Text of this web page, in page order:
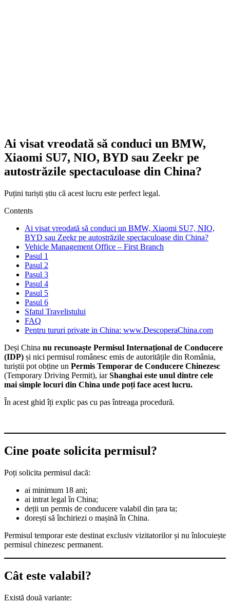
Ai visat vreodată să conduci un BMW,
Xiaomi SU7, NIO, BYD sau Zeekr pe
autostrăzile spectaculoase din China?
Puțini turiști știu că acest lucru este perfect legal.
Contents
Ai visat vreodată să conduci un BMW, Xiaomi SU7, NIO,
BYD sau Zeekr pe autostrăzile spectaculoase din China?
Vehicle Management Office – First Branch
Pasul 1
Pasul 2
Pasul 3
Pasul 4
Pasul 5
Pasul 6
Sfatul Travelistului
FAQ
Pentru tururi private in China: www.DescoperaChina.com
Deși China nu recunoaște Permisul Internațional de Conducere
(IDP) și nici permisul românesc emis de autoritățile din România,
turiștii pot obține un Permis Temporar de Conducere Chinezesc
(Temporary Driving Permit), iarShanghai este unul dintre cele
mai simple locuri din China unde poți face acest lucru.
În acest ghid îți explic pas cu pas întreaga procedură.
Cine poate solicita permisul?
Poți solicita permisul dacă:
ai minimum 18 ani;
ai intrat legal în China;
deții un permis de conducere valabil din țara ta;
dorești să închiriezi o mașină în China.
Permisul temporar este destinat exclusiv vizitatorilor și nu înlocuiește
permisul chinezesc permanent.
Cât este valabil?
Există două variante: